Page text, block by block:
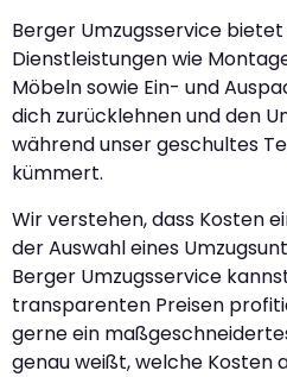
Berger Umzugsservice
Dienstleistungen wie
Möbeln sowie Ein- und
dich zurücklehnen und den
während unser geschultes
kümmert.
Wir verstehen, dass Kosten
der Auswahl eines
Berger Umzugsservice
transparenten Preisen
gerne ein
genau weißt, welche Kosten